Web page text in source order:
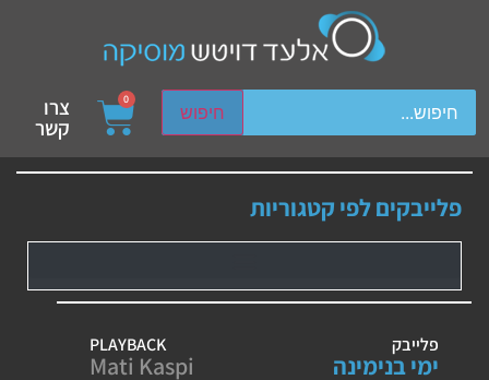
חיפוש
device users, explore by touch or with swipe gestures.
0 צרו
קשר
פלייבקים לפי קטגוריות
פלייבק
ימי בנימינה
PLAYBACK
Mati Kaspi